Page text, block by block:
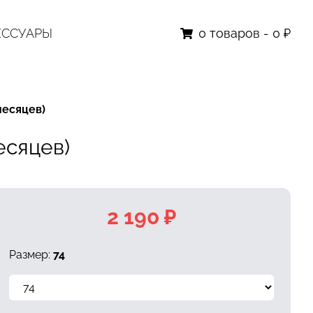
0 товаров - 0 ₽
2 190 ₽
Размер:74